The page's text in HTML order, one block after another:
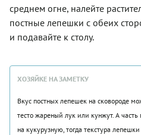
среднем огне, налейте
постные лепешки с обеих
и подавайте к столу.
ХОЗЯЙКЕ НА ЗАМЕТКУ
Вкус постных лепешек на сковороде
тесто жареный лук или кунжут. А
на кукурузную, тогда текстура